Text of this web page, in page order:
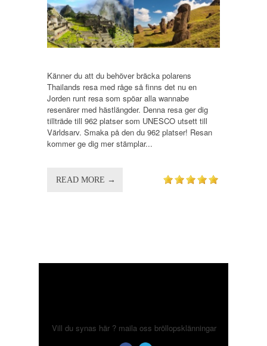
Känner du att du behöver bräcka polarens
Thailands resa med råge så finns det nu en
Jorden runt resa som spöar alla wannabe
resenärer med hästlängder. Denna resa ger dig
tillträde till 962 platser som UNESCO utsett till
Världsarv. Smaka på den du 962 platser! Resan
kommer ge dig mer stämplar...
READ MORE →
Vill du synas här ? maila oss bröllopsklänningar